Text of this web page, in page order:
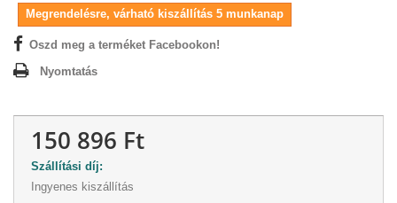
Megrendelésre, várható kiszállítás 5 munkanap
Oszd meg a terméket Facebookon!
Nyomtatás
150 896 Ft
Szállítási díj:
Ingyenes kiszállítás